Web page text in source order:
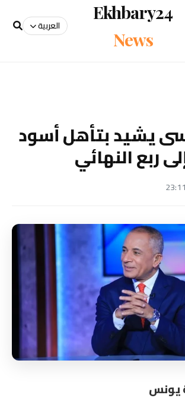
Ekhbary24
News
العربية
يشيد بتأهل أسود
ربع النهائي
يونس